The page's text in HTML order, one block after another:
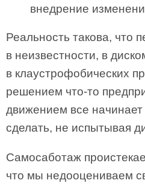
внедрение
Реальность такова, что
в неизвестности, в
в клаустрофобических
решением что-то
движением все
сделать, не испытывая
Самосаботаж
что мы недооцениваем